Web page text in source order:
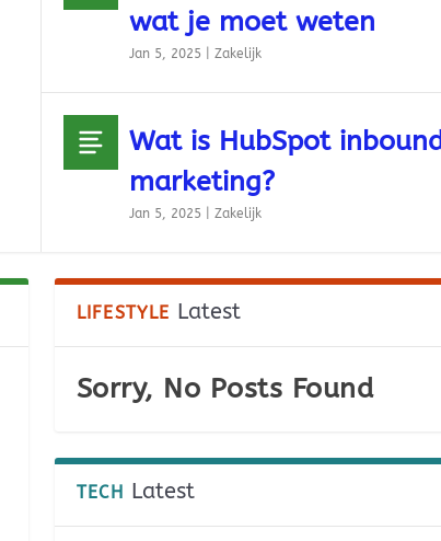
wat je moet weten
Jan 5, 2025 Zakelijk
Wat is HubSpot
marketing?
Jan 5, 2025 Zakelijk
LIFESTYLE Latest
Sorry, No Posts Found
TECH Latest